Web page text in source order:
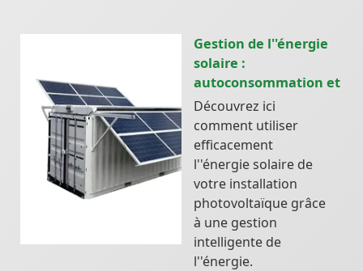
Gestion de l''énergie
solaire :
autoconsommation et
Découvrez ici
comment utiliser
efficacement
l''énergie solaire de
votre installation
photovoltaïque grâce
à une gestion
intelligente de
l''énergie.